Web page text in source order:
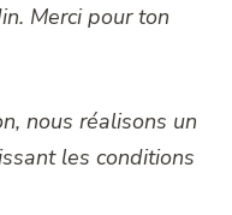
Merci pour ton
nous réalisons un
les conditions